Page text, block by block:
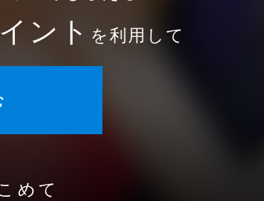
ント を利用して
めて